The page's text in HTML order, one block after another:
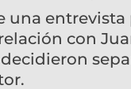
una entrevista
con